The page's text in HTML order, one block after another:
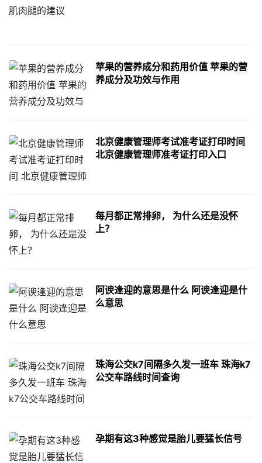
苹果的营养成分和药用价值 苹果的营
养成分及功效与作用
北京健康管理师考试准考证打印时间
北京健康管理师准考证打印入口
每月都正常排卵， 为什么还是没怀
上？
阿谀逢迎的意思是什么 阿谀逢迎是什
么意思
珠海公交k7间隔多久发一班车 珠海k7
公交车路线时间查询
孕期有这3种感觉是胎儿要猛长信号